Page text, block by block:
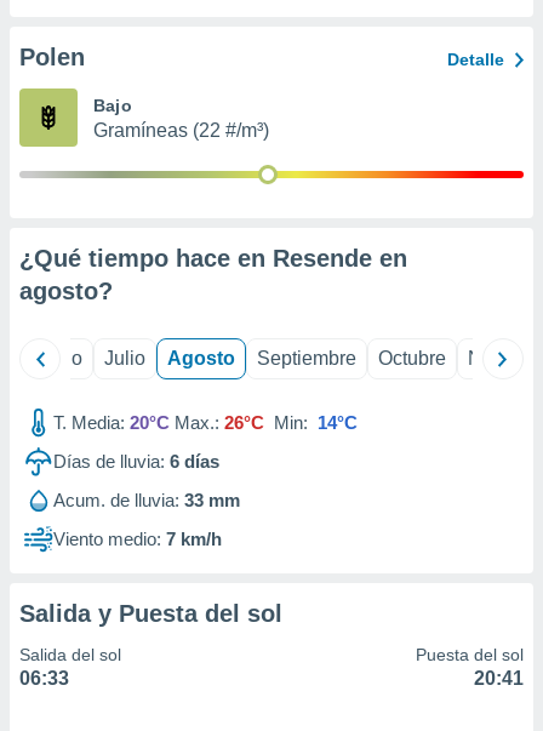
e
mediante
publicidad
publicidad
de
Polen Detalle
Bajo
Gramíneas (22 #/m³)
¿Qué tiempo hace en Resende en
agosto?
Junio Julio Agosto Septiembre Octubre
T. Media: 20°C Max.: 26°C Min: 14°C
Días de lluvia: 6 días
Acum. de lluvia: 33 mm
Viento medio: 7 km/h
Salida y Puesta del sol
Salida del sol
06:33
Puesta del sol
20:41